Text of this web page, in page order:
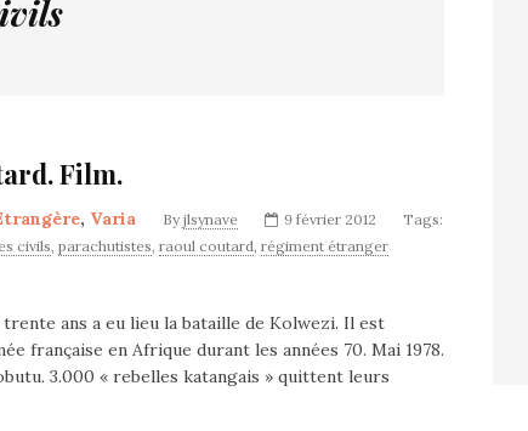
Film.
, Varia By jlsynave 9 février 2012
Tags:
civils, parachutistes, raoul coutard, régiment étranger
ans a eu lieu la bataille de Kolwezi. Il est
française en Afrique durant les années 70. Mai 1978.
3.000 « rebelles katangais » quittent leurs